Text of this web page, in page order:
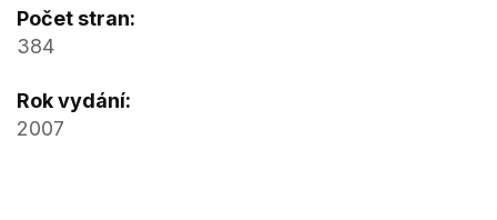
Počet stran:
384
Rok vydání:
2007